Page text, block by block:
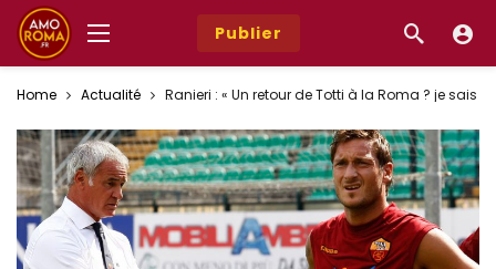
Publier
Home Actualité Ranieri : « Un retour de Totti à la Roma ? je sais